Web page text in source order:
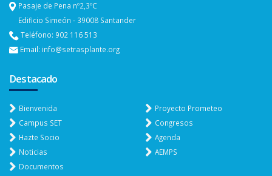
Pasaje de Pena nº2,3ºC
Edificio Simeón - 39008 Santander
Teléfono: 902 116 513
Email: info@setrasplante.org
Destacado
Bienvenida
Campus SET
Hazte Socio
Noticias
Proyecto Prometeo
Congresos
Agenda
AEMPS
Documentos